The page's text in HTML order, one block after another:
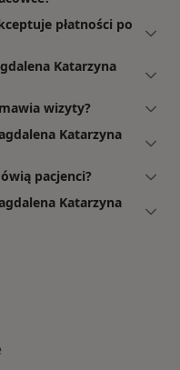
płatności po
Katarzyna
wizyty?
Katarzyna
pacjenci?
Katarzyna